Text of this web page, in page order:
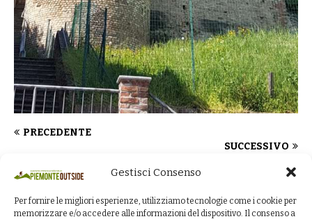
Gestisci Consenso
Per fornire le migliori esperienze, utilizziamo tecnologie come i cookie per
memorizzare e/o accedere alle informazioni del dispositivo. Il consenso a
PRECEDENTE
SUCCESSIVO
COMMENTA PER PRIMO